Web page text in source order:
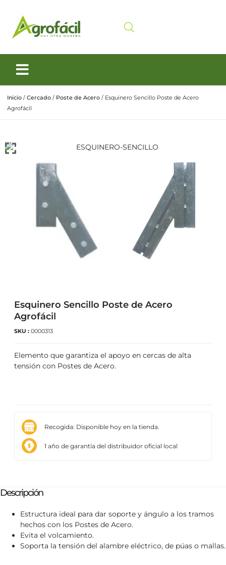
Inicio / Cercado / Poste de Acero / Esquinero Sencillo Poste de Acero
Agrofácil
Esquinero Sencillo Poste de Acero
Agrofácil
SKU : 0000313
Elemento que garantiza el apoyo en cercas de alta
tensión con Postes de Acero.
Recogida: Disponible hoy en la tienda.
1 año de garantía del distribuidor oficial local
Descripción
Estructura ideal para dar soporte y ángulo a los tramos
hechos con los Postes de Acero.
Evita el volcamiento.
Soporta la tensión del alambre eléctrico, de púas o mallas.